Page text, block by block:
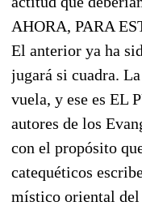
AHORA, PARA
El anterior ya ha
jugará si cuadra.
vuela, y ese es EL
autores de los
con el propósito
catequéticos
místico oriental